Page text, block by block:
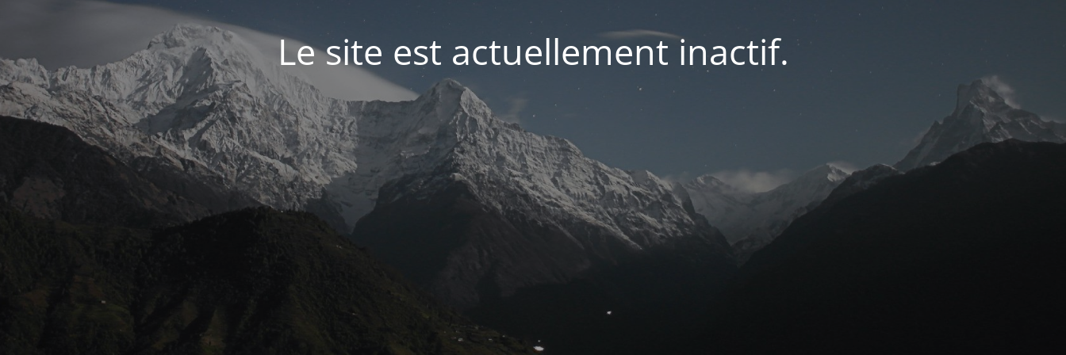
Le site est actuellement inactif.